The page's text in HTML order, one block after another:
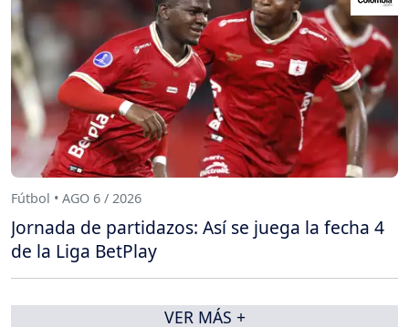
Fútbol • AGO 6 / 2026
Jornada de partidazos: Así se juega la fecha 4
de la Liga BetPlay
VER MÁS +